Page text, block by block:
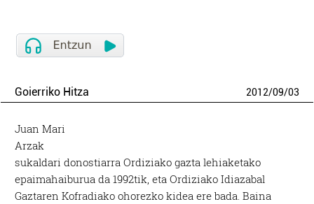
Goierriko Hitza 2012/09/03
Juan Mari
Arzak
sukaldari donostiarra Ordiziako gazta lehiaketako
epaimahaiburua da 1992tik, eta Ordiziako Idiazabal
Gaztaren Kofradiako ohorezko kidea ere bada. Baina